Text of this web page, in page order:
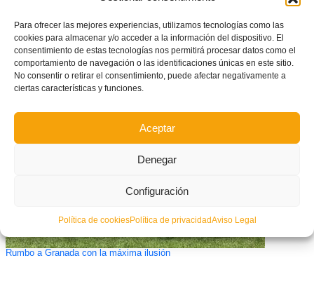
Para ofrecer las mejores experiencias, utilizamos tecnologías como las
cookies para almacenar y/o acceder a la información del dispositivo. El
consentimiento de estas tecnologías nos permitirá procesar datos como el
comportamiento de navegación o las identificaciones únicas en este sitio.
No consentir o retirar el consentimiento, puede afectar negativamente a
ciertas características y funciones.
Aceptar
Denegar
Configuración
Política de cookiesPolítica de privacidadAviso Legal
A la Fase Oro por la puerta grande – Murcia
Selecció Valenciana sub14
(0-5)
Rumbo a Granada con la máxima ilusión